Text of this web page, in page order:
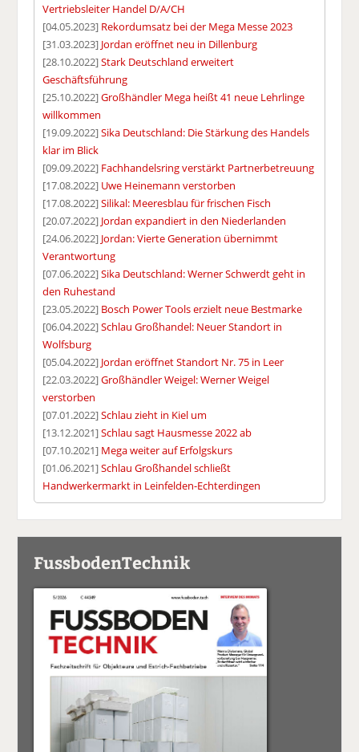
Vertriebsleiter Handel D/A/CH
[04.05.2023] Rekordumsatz bei der Mega Messe 2023
[31.03.2023] Jordan eröffnet neu in Dillenburg
[28.10.2022]Stark Deutschland erweitert
Geschäftsführung
[25.10.2022]Großhändler Mega heißt 41 neue Lehrlinge
willkommen
[19.09.2022]Sika Deutschland: Die Stärkung des Handels
klar im Blick
[09.09.2022] Fachhandelsring verstärkt Partnerbetreuung
[17.08.2022] Uwe Heinemann verstorben
[17.08.2022]Silikal: Meeresblau für frischen Fisch
[20.07.2022] Jordan expandiert in den Niederlanden
[24.06.2022] Jordan: Vierte Generation übernimmt
Verantwortung
[07.06.2022]Sika Deutschland: Werner Schwerdt geht in
den Ruhestand
[23.05.2022] Bosch Power Tools erzielt neue Bestmarke
[06.04.2022]Schlau Großhandel: Neuer Standort in
Wolfsburg
[05.04.2022] Jordan eröffnet Standort Nr. 75 in Leer
[22.03.2022]Großhändler Weigel: Werner Weigel
verstorben
[07.01.2022]Schlau zieht in Kiel um
[13.12.2021]Schlau sagt Hausmesse 2022 ab
[07.10.2021] Mega weiter auf Erfolgskurs
[01.06.2021]Schlau Großhandel schließt
Handwerkermarkt in Leinfelden-Echterdingen
FussbodenTechnik